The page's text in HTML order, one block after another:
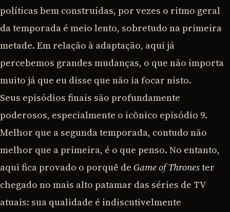
políticas bem construídas, por vezes o ritmo geral
da temporada é meio lento, sobretudo na primeira
metade. Em relação à adaptação, aqui já
percebemos grandes mudanças, o que não importa
muito já que eu disse que não ia focar nisto.
Seus episódios finais são profundamente
poderosos, especialmente o icônico episódio 9.
Melhor que a segunda temporada, contudo não
melhor que a primeira, é o que penso. No entanto,
aqui fica provado o porquê de Game of Thronester
chegado no mais alto patamar das séries de TV
atuais: sua qualidade é indiscutivelmente